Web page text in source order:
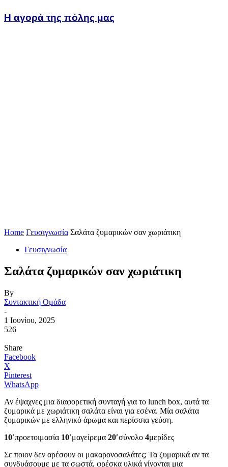
Η αγορά της πόλης μας
Home Γευσιγνωσία Σαλάτα ζυμαρικών σαν χωριάτικη
Γευσιγνωσία
Σαλάτα ζυμαρικών σαν χωριάτικη
By
Συντακτική Ομάδα
-
1 Ιουνίου, 2025
526
Share
Facebook
X
Pinterest
WhatsApp
Αν έψαχνες μια διαφορετική συνταγή για το lunch box, αυτά τα
ζυμαρικά με χωριάτικη σαλάτα είναι για εσένα. Μία σαλάτα
ζυμαρικών με ελληνικό άρωμα και περίσσια γεύση.
10′προετοιμασία 10′μαγείρεμα 20′σύνολο 4μερίδες
Σε ποιον δεν αρέσουν οι μακαρονοσαλάτες; Τα ζυμαρικά αν τα
συνδυάσουμε με τα σωστά, φρέσκα υλικά γίνονται μια